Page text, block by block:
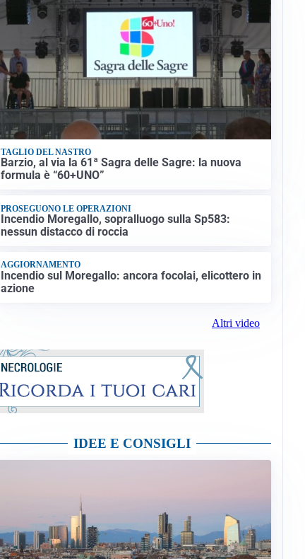
TAGLIO DEL NASTRO
Barzio, al via la 61ª Sagra delle Sagre: la nuova
formula è “60+UNO”
PROSEGUONO LE OPERAZIONI
Incendio Moregallo, sopralluogo sulla Sp583:
nessun distacco di roccia
AGGIORNAMENTO
Incendio sul Moregallo: ancora focolai, elicottero in
azione
Altri video
IDEE E CONSIGLI